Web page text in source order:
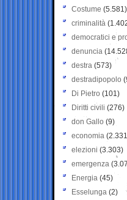
Costume (5.581)
criminalità
democratici e
denuncia
destra (573)
destradipopolo
Di Pietro (101)
Diritti civili (276)
don Gallo (9)
economia
elezioni (3.303)
emergenza
Energia (45)
Esselunga (2)